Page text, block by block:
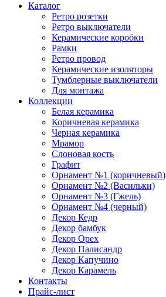
Каталог
Ретро розетки
Ретро выключатели
Керамические коробки
Рамки
Ретро провод
Керамические изоляторы
Тумблерные выключатели
Для монтажа
Коллекции
Белая керамика
Коричневая керамика
Черная керамика
Мрамор
Слоновая кость
Графит
Орнамент №1 (коричневый)
Орнамент №2 (Васильки)
Орнамент №3 (Гжель)
Орнамент №4 (черный)
Декор Кедр
Декор бамбук
Декор Орех
Декор Палисандр
Декор Капучино
Декор Карамель
Контакты
Прайс-лист